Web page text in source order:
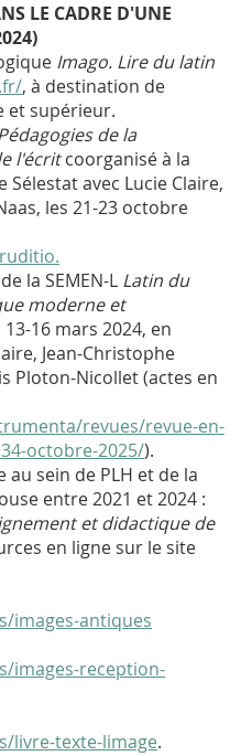
LE CADRE D'UNE
Imago. Lire du latin
, à destination de
et supérieur.
de la
l'écritcoorganisé à la
avec Lucie Claire,
les 21-23 octobre
la SEMEN-L Latin du
moderne et
13-16 mars 2024, en
Jean-Christophe
Ploton-Nicollet (actes en
revues/revue-en-
octobre-2025/).
sein de PLH et de la
entre 2021 et 2024 :
et didactique de
en ligne sur le site
images-antiques
images-reception-
livre-texte-limage.